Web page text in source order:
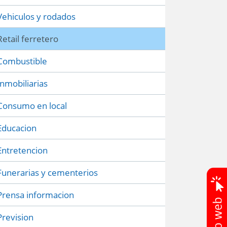
y rodados
ferretero
en local
y cementerios
informacion